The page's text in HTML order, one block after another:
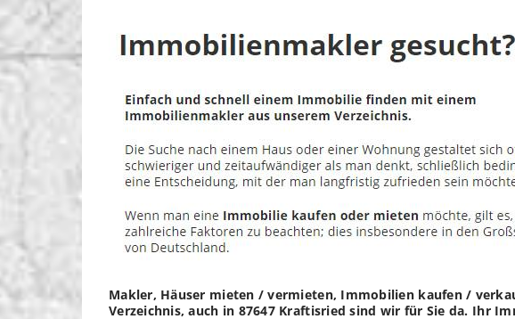
Makler, Häuser mieten / vermieten, Immobilien kaufen /
Verzeichnis, auch in 87647 Kraftisried sind wir für Sie da. Ihr